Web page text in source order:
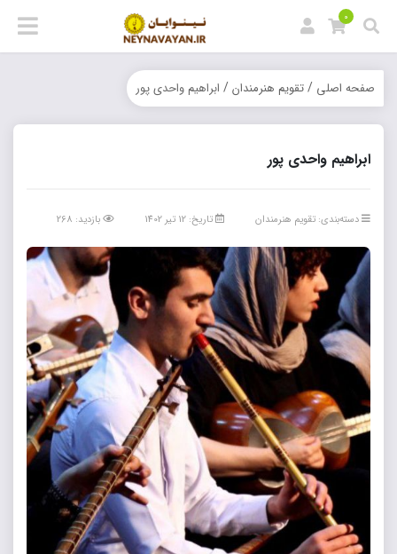
0
صفحه اصلی /تقویم هنرمندان/ ابراهیم واحدی پور
ابراهیم واحدی پور
دسته‌بندی: تقویم هنرمندان تاریخ: 12 تیر 1402 بازدید: 268